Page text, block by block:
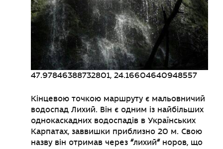
47.97846388732801, 24.16604640948557
Кінцевою точкою маршруту є мальовничий
водоспад Лихий. Він є одним із найбільших
однокаскадних водоспадів в Українських
Карпатах, заввишки приблизно 20 м. Свою
назву він отримав через “лихий“норов, що